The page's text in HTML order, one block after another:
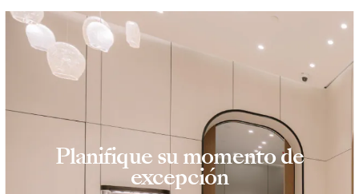
Planifique su momento de
excepción